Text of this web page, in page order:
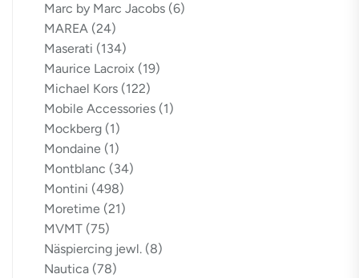
Marc by Marc Jacobs (6)
MAREA (24)
Maserati (134)
Maurice Lacroix (19)
Michael Kors (122)
Mobile Accessories (1)
Mockberg (1)
Mondaine (1)
Montblanc (34)
Montini (498)
Moretime (21)
MVMT (75)
Näspiercing jewl. (8)
Nautica (78)